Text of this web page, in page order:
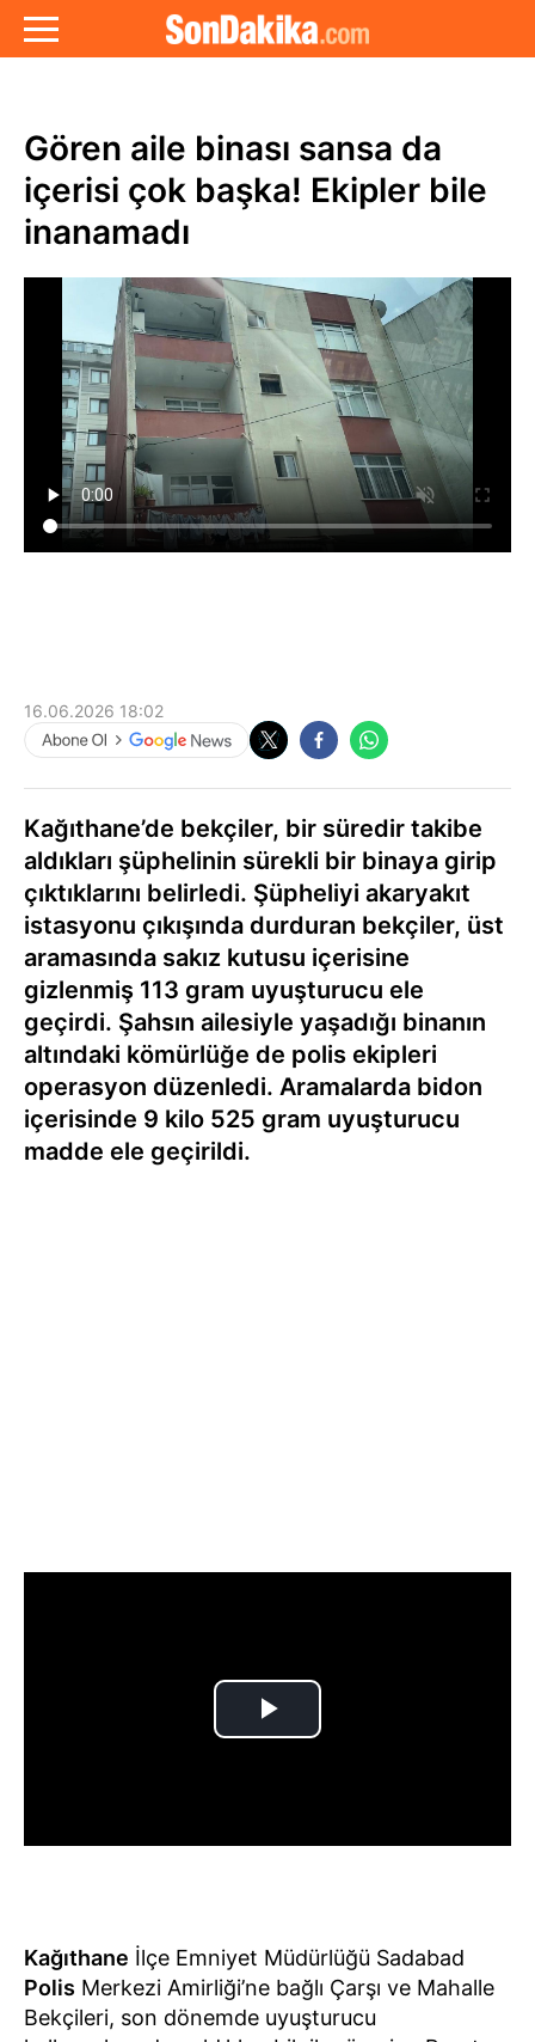
Gören aile binası sansa da
içerisi çok başka! Ekipler bile
inanamadı
16.06.2026 18:02
Kağıthane’de bekçiler, bir süredir takibe
aldıkları şüphelinin sürekli bir binaya girip
çıktıklarını belirledi. Şüpheliyi akaryakıt
istasyonu çıkışında durduran bekçiler, üst
aramasında sakız kutusu içerisine
gizlenmiş 113 gram uyuşturucu ele
geçirdi. Şahsın ailesiyle yaşadığı binanın
altındaki kömürlüğe de polis ekipleri
operasyon düzenledi. Aramalarda bidon
içerisinde 9 kilo 525 gram uyuşturucu
madde ele geçirildi.
Kağıthane İlçe Emniyet Müdürlüğü Sadabad
Polis Merkezi Amirliği’ne bağlı Çarşı ve Mahalle
Bekçileri, son dönemde uyuşturucu